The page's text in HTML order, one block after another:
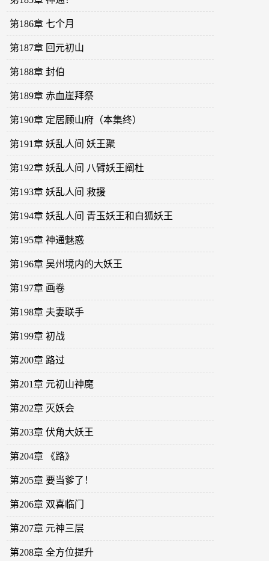
第186章 七个月
第187章 回元初山
第188章 封伯
第189章 赤血崖拜祭
第190章 定居顾山府（本集终）
第191章 妖乱人间 妖王聚
第192章 妖乱人间 八臂妖王阐杜
第193章 妖乱人间 救援
第194章 妖乱人间 青玉妖王和白狐妖王
第195章 神通魅惑
第196章 吴州境内的大妖王
第197章 画卷
第198章 夫妻联手
第199章 初战
第200章 路过
第201章 元初山神魔
第202章 灭妖会
第203章 伏角大妖王
第204章 《路》
第205章 要当爹了！
第206章 双喜临门
第207章 元神三层
第208章 全方位提升